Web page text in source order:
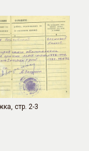
стр. 2-3